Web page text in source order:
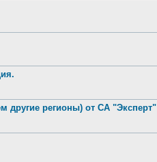
другие регионы) от СА "Эксперт"